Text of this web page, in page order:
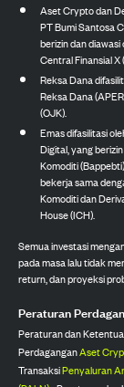
Aset Crypto dan
PT Bumi Santosa
berizin dan
Central Finansial X
Reksa Dana
Reksa Dana
(OJK).
Emas difasilitasi
Digital, yang
Komoditi
bekerja sama
Komoditi dan
House (ICH).
Semua investasi
pada masa lalu tidak
return, dan proyeksi
Peraturan
Peraturan dan
PerdaganganAset
TransaksiPenyaluran